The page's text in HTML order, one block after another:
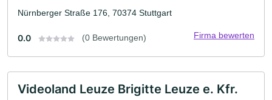
Nürnberger Straße 176, 70374 Stuttgart
0.0 (0 Bewertungen) Firma bewerten
Videoland Leuze Brigitte Leuze e. Kfr.